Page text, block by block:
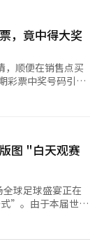
增长逾4倍。 事
由于韩国队的比赛
开赛的情况不同，
赛、请假观赛等多
，远超市场预期。
南非队的比赛，
因此市场关注度进
业、优惠促销及
，在观赛消费需求
活动，但营销投入
促销活动基础上叠
求持续释放的带动
售业绩。
为，这一增长主要
减少。去年被取消
降。市政府表示，
登记管理提升加盟
加盟店数量占比也
个，同比增长
。业内分析认
下，
牌数量达到885
个，同比增长
，但受外语
整体增幅相对有
；加盟店数量
减少的背景下，
年均销售额为
，竟中得大奖
，顺便在销售点买
奖（4张）中奖者
金彩票。销售点的
但还是决定买下
瞬间心脏都沉了下
所有数字完全一
们，我觉得这份好
在这样与周围人分
图 "白天观赛
球足球盛宴正在
”。由于本届世界
日上午进行，过去
景。 根据国